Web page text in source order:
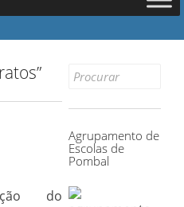
do
Search
Agrupamento de
Escolas de
Pombal